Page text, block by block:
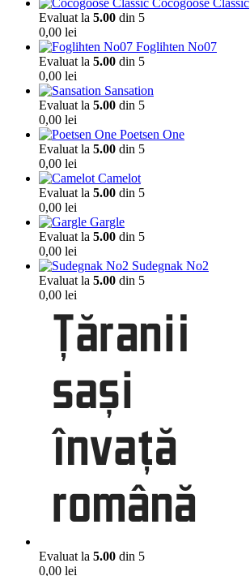
Evaluat la 5.00 din 5
0,00 lei
Foglihten No07
Evaluat la 5.00 din 5
0,00 lei
Sansation
Evaluat la 5.00 din 5
0,00 lei
Poetsen One
Evaluat la 5.00 din 5
0,00 lei
Camelot
Evaluat la 5.00 din 5
0,00 lei
Gargle
Evaluat la 5.00 din 5
0,00 lei
Sudegnak No2
Evaluat la 5.00 din 5
0,00 lei
Evaluat la 5.00 din 5
0,00 lei